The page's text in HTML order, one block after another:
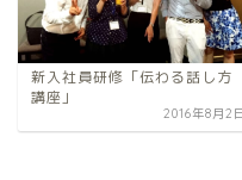
新入社員研修「伝わる話し方
講座」
2016年8月2